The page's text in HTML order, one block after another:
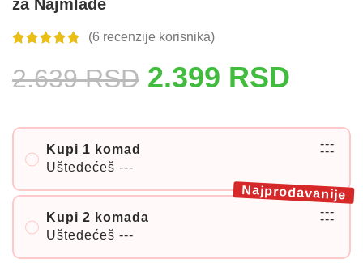
za Najmlađe
(6 recenzije korisnika)
2.639RSD 2.399 RSD
Kupi 1 komad
Uštedećeš ---
---
---
Kupi 2 komada
Uštedećeš ---
---
---
Najprodavanije